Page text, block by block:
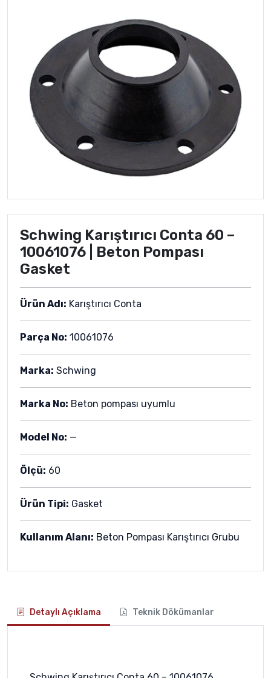
Schwing Karıştırıcı Conta 60 –
10061076 | Beton Pompası
Gasket
Ürün Adı: Karıştırıcı Conta
Parça No: 10061076
Marka: Schwing
Marka No: Beton pompası uyumlu
Model No: —
Ölçü: 60
Ürün Tipi: Gasket
Kullanım Alanı: Beton Pompası Karıştırıcı Grubu
Detaylı Açıklama Teknik Dökümanlar